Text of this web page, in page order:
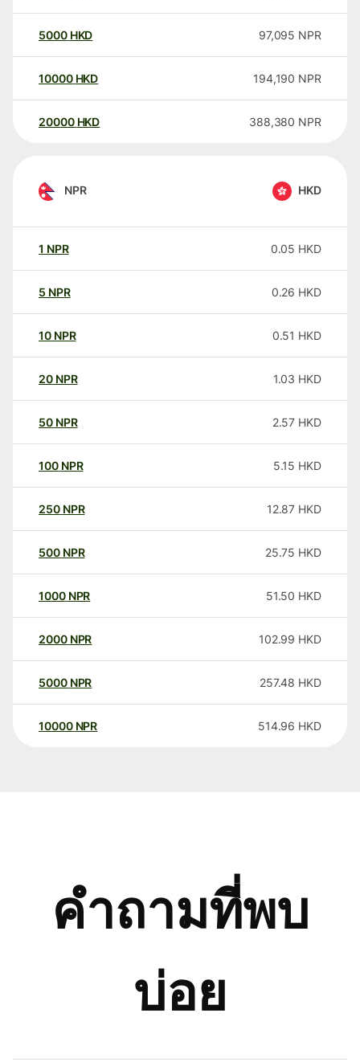
5000 HKD 97,095 NPR
10000 HKD 194,190 NPR
20000 HKD 388,380 NPR
NPR HKD
1 NPR 0.05 HKD
5 NPR 0.26 HKD
10 NPR 0.51 HKD
20 NPR 1.03 HKD
50 NPR 2.57 HKD
100 NPR 5.15 HKD
250 NPR 12.87 HKD
500 NPR 25.75 HKD
1000 NPR 51.50 HKD
2000 NPR 102.99 HKD
5000 NPR 257.48 HKD
10000 NPR 514.96 HKD
คำถามที่พบ
บ่อย